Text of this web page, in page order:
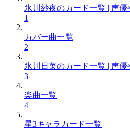
氷川紗夜のカード一覧 | 声
1
カバー曲一覧
2
氷川日菜のカード一覧 | 声
3
楽曲一覧
4
星3キャラカード一覧